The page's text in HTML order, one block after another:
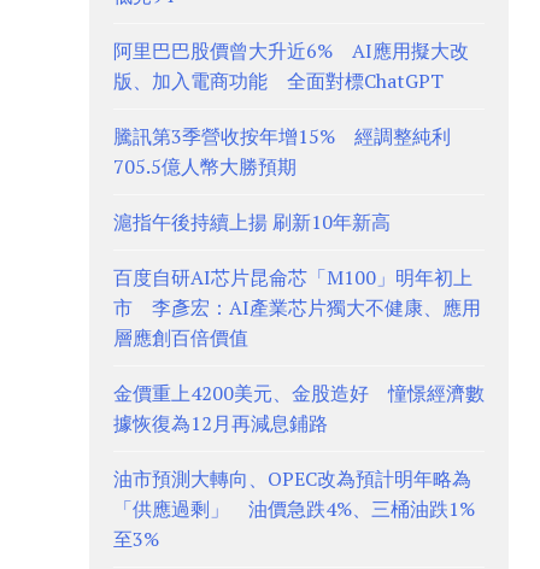
阿里巴巴股價曾大升近6% AI應用擬大改
版、加入電商功能 全面對標ChatGPT
騰訊第3季營收按年增15% 經調整純利
705.5億人幣大勝預期
滬指午後持續上揚 刷新10年新高
百度自研AI芯片昆侖芯「M100」明年初上
市 李彥宏：AI產業芯片獨大不健康、應用
層應創百倍價值
金價重上4200美元、金股造好 憧憬經濟數
據恢復為12月再減息鋪路
油市預測大轉向、OPEC改為預計明年略為
「供應過剩」 油價急跌4%、三桶油跌1%
至3%